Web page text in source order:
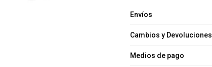
Envíos
Cambios y Devoluciones
Medios de pago